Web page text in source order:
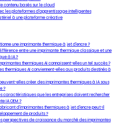
contenu basés sur le cloud
les plateformes d'apprentissage intelligentes
à une plateforme créative
une imprimante thermique à jet d'encre ?
entre une imprimante thermique classique et une
à IA ?
thermiques AI connaissent-elles un tel succès ?
thermiques AI conviennent-elles aux produits destinés à
elles créer des imprimantes thermiques à IA sous
?
caractéristiques que les entreprises doivent rechercher
IA OEM ?
d'imprimantes thermiques à jet d'encre peut-il
de produits ?
perspectives de croissance du marché des imprimantes